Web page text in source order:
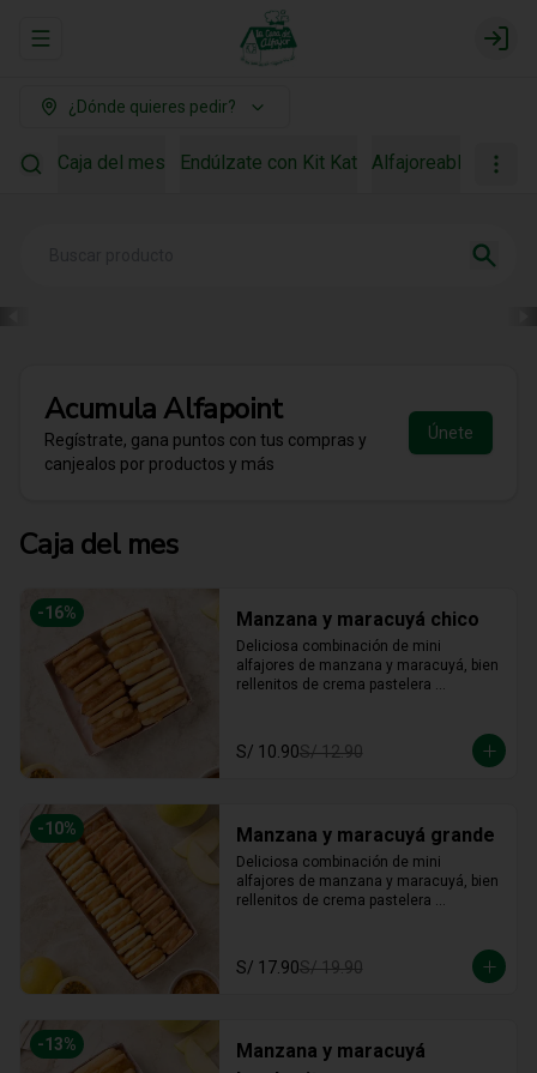
Abrir menu de navegación Login
¿Dónde quieres pedir?
Caja del mes Endúlzate con Kit Kat Alfajoreable Para
AcumulaAlfapoint
Regístrate, gana puntos con tus compras y
canjealos por productos y más
Únete
Caja del mes
-16% Manzana y maracuyá chico
Deliciosa combinación de mini
alfajores de manzana y maracuyá, bien
rellenitos de crema pastelera
S/ 10.90S/ 12.90
-10% Manzana y maracuyá grande
Deliciosa combinación de mini
alfajores de manzana y maracuyá, bien
rellenitos de crema pastelera
S/ 17.90S/ 19.90
-13%
Manzana y maracuyá